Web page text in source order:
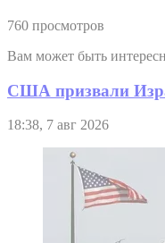
760 просмотров
Вам может быть
США призвали
18:38, 7 авг 2026